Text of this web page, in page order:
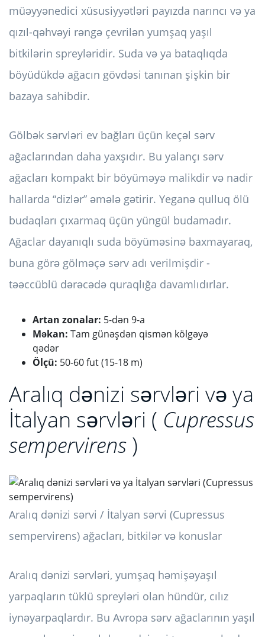
müəyyənedici xüsusiyyətləri payızda narıncı və ya
qızıl-qəhvəyi rəngə çevrilən yumşaq yaşıl
bitkilərin spreyləridir. Suda və ya bataqlıqda
böyüdükdə ağacın gövdəsi tanınan şişkin bir
bazaya sahibdir.
Gölbək sərvləri ev bağları üçün keçəl sərv
ağaclarından daha yaxşıdır. Bu yalançı sərv
ağacları kompakt bir böyüməyə malikdir və nadir
hallarda “dizlər” əmələ gətirir. Yeganə qulluq ölü
budaqları çıxarmaq üçün yüngül budamadır.
Ağaclar dayanıqlı suda böyüməsinə baxmayaraq,
buna görə gölməçə sərv adı verilmişdir -
təəccüblü dərəcədə quraqlığa davamlıdırlar.
Artan zonalar: 5-dən 9-a
Məkan: Tam günəşdən qismən kölgəyə
qədər
Ölçü: 50-60 fut (15-18 m)
Aralıq dənizi sərvləri və ya
İtalyan sərvləri ( Cupressus
sempervirens )
Aralıq dənizi sərvi / İtalyan sərvi (Cupressus
sempervirens) ağacları, bitkilər və konuslar
Aralıq dənizi sərvləri, yumşaq həmişəyaşıl
yarpaqların tüklü spreyləri olan hündür, cılız
iynəyarpaqlardır. Bu Avropa sərv ağaclarının yaşıl